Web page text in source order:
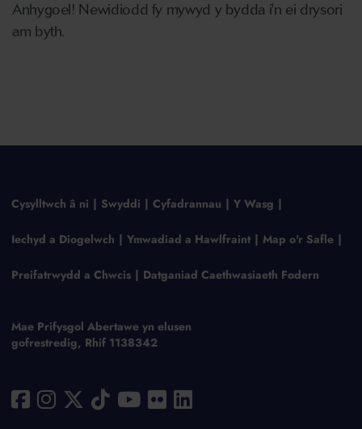
Anhygoel! Newidiodd fy mywyd y bydda i'n ei drysori
am byth.
Cysylltwch â ni Swyddi Cyfadrannau Y Wasg
Iechyd a Diogelwch Ymwadiad a Hawlfraint Map o'r Safle
Preifatrwydd a Chwcis Datganiad Caethwasiaeth Fodern
Mae Prifysgol Abertawe yn elusen
gofrestredig, Rhif 1138342